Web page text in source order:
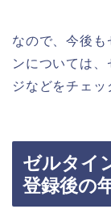
なので、今後
ンについては
ジなどをチェ
ゼルタイ
登録後の